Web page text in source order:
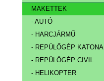
MAKETTEK
- AUTÓ
- HARCJÁRMŰ
- REPÜLŐGÉP KATONAI
- REPÜLŐGÉP CIVIL
- HELIKOPTER